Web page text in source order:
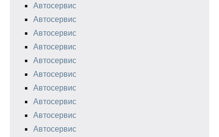
Автосервис
Автосервис
Автосервис
Автосервис
Автосервис
Автосервис
Автосервис
Автосервис
Автосервис
Автосервис